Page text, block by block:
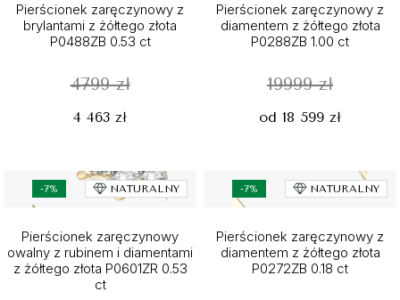
Pierścionek zaręczynowy z
brylantami z żółtego złota
P0488ZB 0.53 ct
4799 zł
4 463 zł
Pierścionek zaręczynowy z
diamentem z żółtego złota
P0288ZB 1.00 ct
19999 zł
od 18 599 zł
-7% NATURALNY
Pierścionek zaręczynowy
owalny z rubinem i diamentami
z żółtego złota P0601ZR 0.53
ct
-7% NATURALNY
Pierścionek zaręczynowy z
diamentem z żółtego złota
P0272ZB 0.18 ct